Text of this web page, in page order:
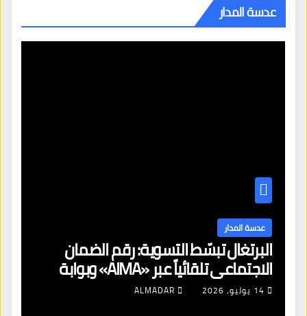
عدسة المدار
عدسة المدار
البرتغال تبسّط التسوية: رقم الضمان
الاجتماعي تلقائياً عبر «AIMA» وبوابة
جديدة لتجديد الإقامات
14 يوليو، 2026 ALMADAR